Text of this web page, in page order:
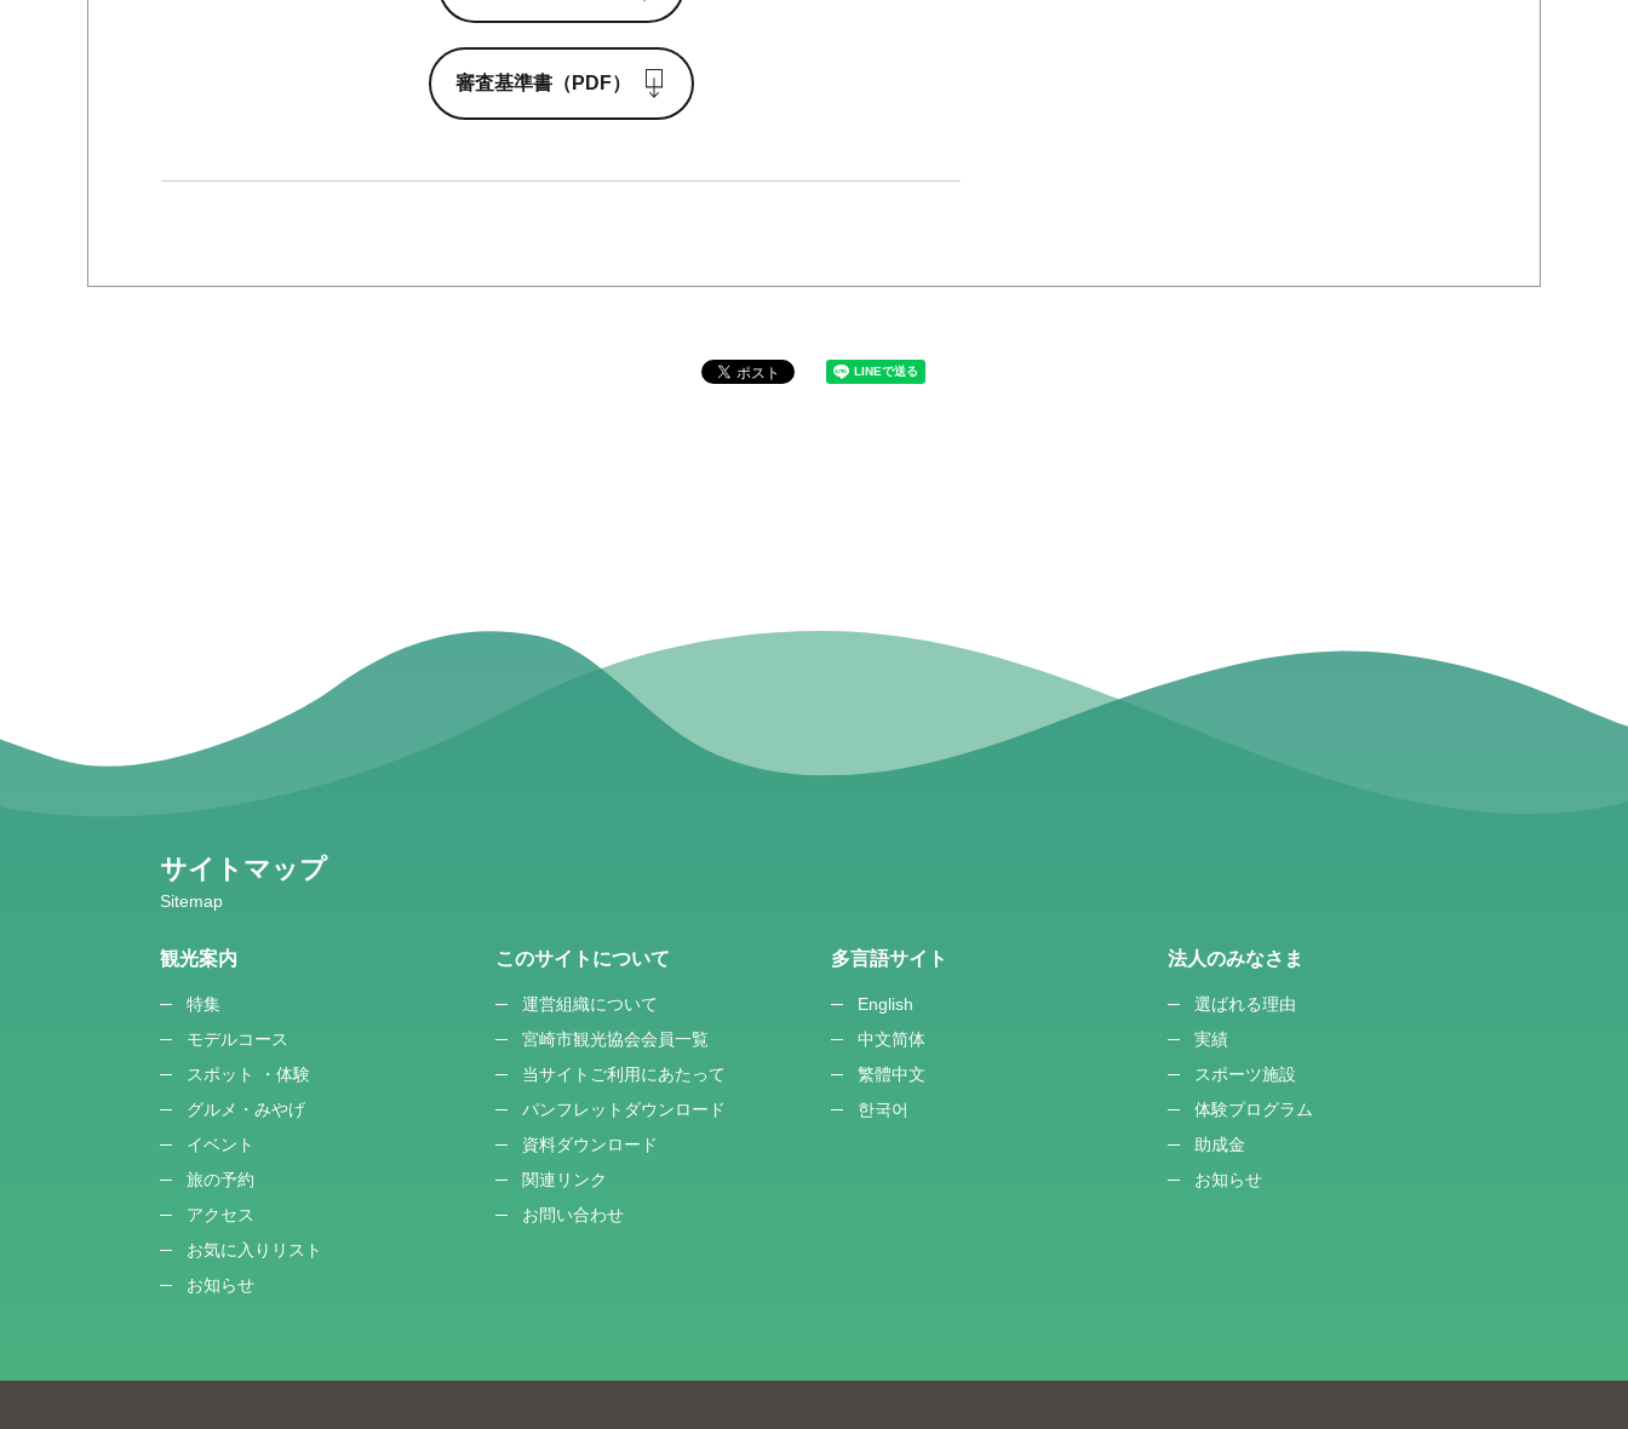
審査基準書（PDF）
サイトマップ
観光案内
特集
モデルコース
スポット ・体験
グルメ・みやげ
イベント
旅の予約
アクセス
お気に入りリスト
お知らせ
このサイトについて
運営組織について
宮崎市観光協会会員一覧
当サイトご利用にあたって
パンフレットダウンロード
資料ダウンロード
関連リンク
お問い合わせ
多言語サイト
English
中文简体
繁體中文
한국어
法人のみなさま
選ばれる理由
実績
スポーツ施設
体験プログラム
助成金
お知らせ